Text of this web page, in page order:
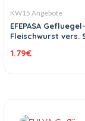
KW15 Angebote
EFEPASA Gefluegel-
Fleischwurst vers.
1.79€